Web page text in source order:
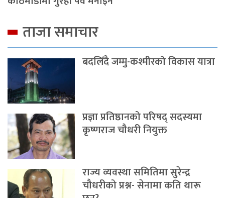
ताजा समाचार
बदलिँदै जम्मु-कश्मीरको विकास यात्रा
प्रज्ञा प्रतिष्ठानको परिषद् सदस्यमा
कृष्णराज चौधरी नियुक्त
राज्य व्यवस्था समितिमा सुरेन्द्र
चौधरीको प्रश्न- सेनामा कति थारू